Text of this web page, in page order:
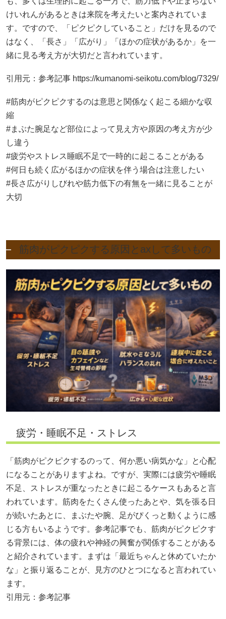
けいれんがあるときは来院を考えたいと案内されていま
す。ですので、「ピクピクしていること」だけを見るので
はなく、「長さ」「広がり」「ほかの症状があるか」を一
緒に見る考え方が大切だと言われています。
引用元：参考記事 https://kumanomi-seikotu.com/blog/7329/
#筋肉がピクピクするのは意思と関係なく起こる細かな収
縮
#まぶた腕足など部位によって見え方や原因の考え方が少
し違う
#疲労やストレス睡眠不足で一時的に起こることがある
#何日も続く広がるほかの症状を伴う場合は注意したい
#長さ広がりしびれや筋力低下の有無を一緒に見ることが
大切
筋肉がピクピクする原因とaxして多いもの
疲労・睡眠不足・ストレス
「筋肉がピクピクするのって、何か悪い病気かな」と心配
になることがありますよね。ですが、実際には疲労や睡眠
不足、ストレスが重なったときに起こるケースもあると言
われています。筋肉をたくさん使ったあとや、気を張る日
が続いたあとに、まぶたや腕、足がぴくっと動くように感
じる方もいるようです。参考記事でも、筋肉がピクピクす
る背景には、体の疲れや神経の興奮が関係することがある
と紹介されています。まずは「最近ちゃんと休めていたか
な」と振り返ることが、見方のひとつになると言われてい
ます。
引用元：参考記事